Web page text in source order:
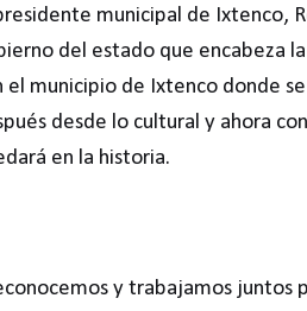
municipal de Ixtenco,
del estado que encabeza
el municipio de Ixtenco donde
desde lo cultural y ahora
en la historia.
y trabajamos juntos